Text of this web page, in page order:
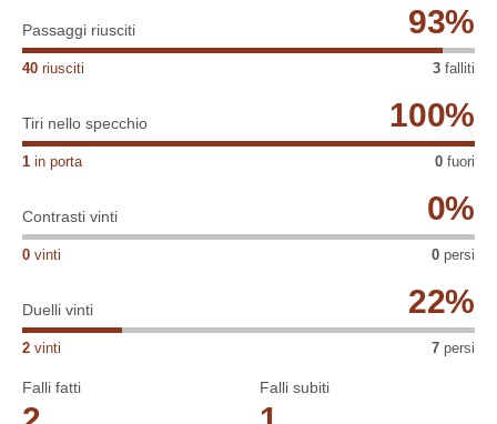
Premier League è stata nella sfida contro l'Arsenal il 12
settembre 2020.
In totale, nella sua carriera in Premier League, ha collezionato
131 presenze con 4 gol segnati e 8 assist per i compagni.
Nonostante conti 131 presenze in Premier League fino ad oggi,
Reed non è ancora stato espulso nella competizione.
Passaggi riusciti 93%
40 riusciti 3 falliti
Tiri nello specchio 100%
1 in porta 0 fuori
Contrasti vinti 0%
0 vinti 0 persi
Duelli vinti 22%
2 vinti 7 persi
Falli fatti Falli subiti